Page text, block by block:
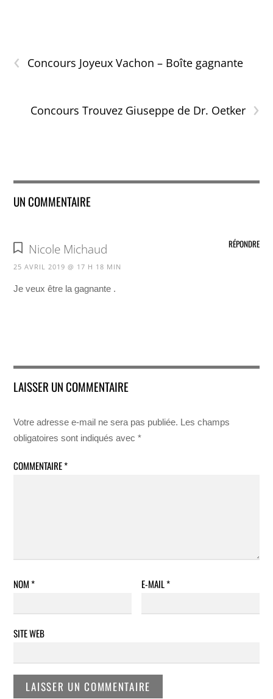
‹ Concours Joyeux Vachon – Boîte gagnante
›
Concours Trouvez Giuseppe de Dr. Oetker
UN COMMENTAIRE
Nicole Michaud
25 AVRIL 2019 @ 17 H 18 MIN
Je veux être la gagnante .
RÉPONDRE
LAISSER UN COMMENTAIRE
Votre adresse e-mail ne sera pas publiée. Les champs
obligatoires sont indiqués avec*
COMMENTAIRE*
NOM* E-MAIL*
SITE WEB